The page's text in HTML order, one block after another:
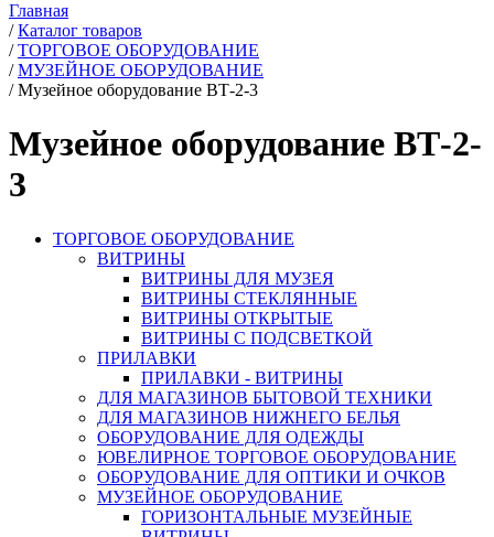
Главная
/ Каталог товаров
/ ТОРГОВОЕ ОБОРУДОВАНИЕ
/ МУЗЕЙНОЕ ОБОРУДОВАНИЕ
/ Музейное оборудование ВТ-2-3
Музейное оборудование ВТ-2-
3
ТОРГОВОЕ ОБОРУДОВАНИЕ
ВИТРИНЫ
ВИТРИНЫ ДЛЯ МУЗЕЯ
ВИТРИНЫ СТЕКЛЯННЫЕ
ВИТРИНЫ ОТКРЫТЫЕ
ВИТРИНЫ С ПОДСВЕТКОЙ
ПРИЛАВКИ
ПРИЛАВКИ - ВИТРИНЫ
ДЛЯ МАГАЗИНОВ БЫТОВОЙ ТЕХНИКИ
ДЛЯ МАГАЗИНОВ НИЖНЕГО БЕЛЬЯ
ОБОРУДОВАНИЕ ДЛЯ ОДЕЖДЫ
ЮВЕЛИРНОЕ ТОРГОВОЕ ОБОРУДОВАНИЕ
ОБОРУДОВАНИЕ ДЛЯ ОПТИКИ И ОЧКОВ
МУЗЕЙНОЕ ОБОРУДОВАНИЕ
ГОРИЗОНТАЛЬНЫЕ МУЗЕЙНЫЕ